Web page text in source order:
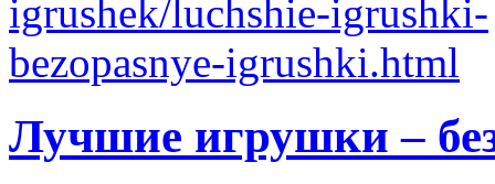
Лучшие игрушки –